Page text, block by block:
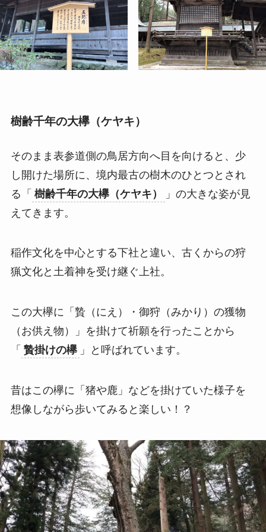
樹齢千年の大欅（ケヤキ）
そのまま表参道側の鳥居方向へ目を向けると、少
し開けた場所に、境内最古の樹木のひとつとされ
る「 樹齢千年の大欅（ケヤキ）
」の大きな姿が見
えてきます。
稲作文化を中心とする下社と違い、古くからの狩
猟文化と土着神を受け継ぐ上社。
この大欅に「贄（にえ）・御狩（みかり）の獲物
（お供え物）」を掛けて祈願を行ったことから
「 贄掛けの欅 」と呼ばれています。
昔はこの欅に「猪や鹿」などを掛けていた様子を
想像しながら歩いてみると楽しい！？